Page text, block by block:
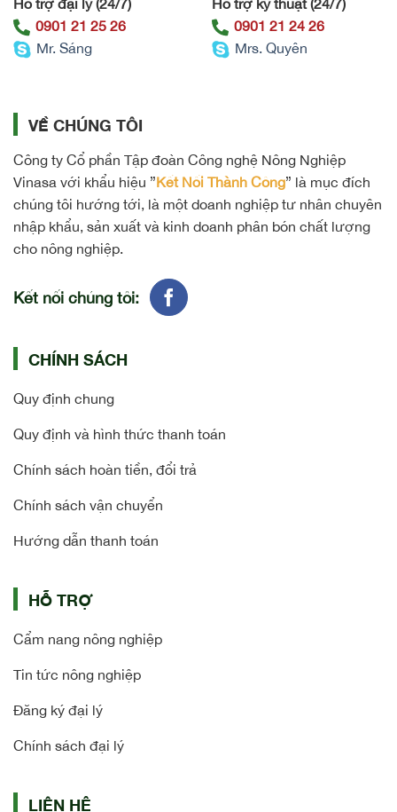
Hỗ trợ đại lý (24/7)
0901 21 25 26
Mr. Sáng
Hỗ trợ kỹ thuật (24/7)
0901 21 24 26
Mrs. Quyên
VỀ CHÚNG TÔI
Công ty Cổ phần Tập đoàn Công nghệ Nông Nghiệp
Vinasa với khẩu hiệu ”Kết Nối Thành Công” là mục đích
chúng tôi hướng tới, là một doanh nghiệp tư nhân chuyên
nhập khẩu, sản xuất và kinh doanh phân bón chất lượng
cho nông nghiệp.
Kết nối chúng tôi:
CHÍNH SÁCH
Quy định chung
Quy định và hình thức thanh toán
Chính sách hoàn tiền, đổi trả
Chính sách vận chuyển
Hướng dẫn thanh toán
HỖ TRỢ
Cẩm nang nông nghiệp
Tin tức nông nghiệp
Đăng ký đại lý
Chính sách đại lý
LIÊN HỆ